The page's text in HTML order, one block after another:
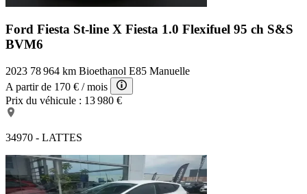
Ford Fiesta St-line X Fiesta 1.0 Flexifuel 95 ch S&S
BVM6
2023 78 964 km Bioethanol E85 Manuelle
A partir de 170 € / mois
Prix du véhicule : 13 980 €
34970 - LATTES